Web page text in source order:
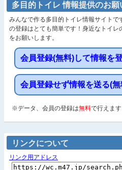
多目的トイレ 情報提供のお願
みんなで作る多目的トイレ情報サイトで
の登録はとても簡単です！身近なトイレ
をお願いします。
会員登録(無料)して情報を
会員登録せず情報を送る(無
※データ、会員の登録は無料で行えます
リンクについて
リンク用アドレス